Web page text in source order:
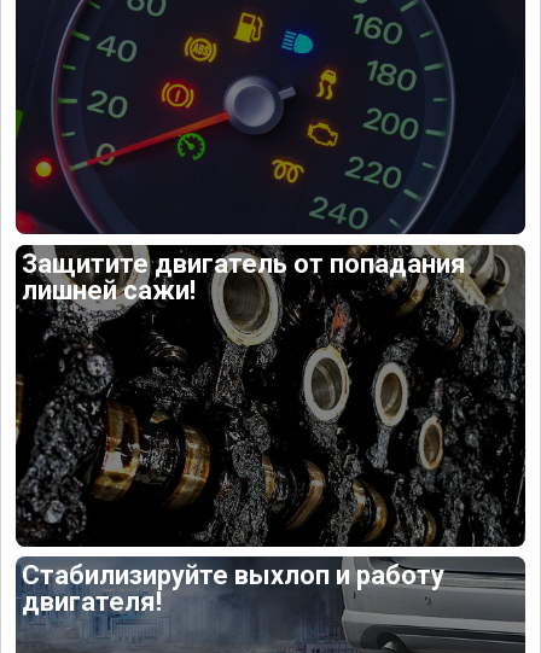
Защитите двигатель от попадания
лишней сажи!
Стабилизируйте выхлоп и работу
двигателя!